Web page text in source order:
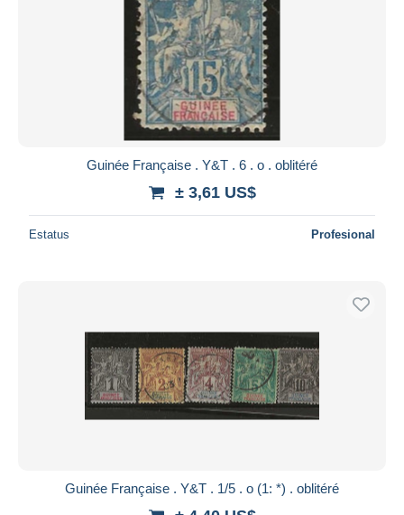
Guinée Française . Y&T . 6 . o . oblitéré
± 3,61 US$
Estatus Profesional
Guinée Française . Y&T . 1/5 . o (1: *) . oblitéré